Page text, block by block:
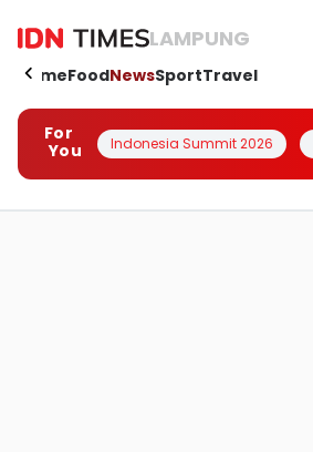
LAMPUNG
HomeFoodNewsSportTravel
For
You
Indonesia Summit 2026